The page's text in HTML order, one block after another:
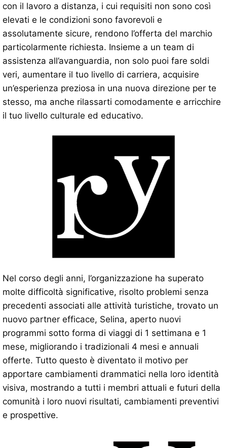
con il lavoro a distanza, i cui requisiti non sono così
elevati e le condizioni sono favorevoli e
assolutamente sicure, rendono l’offerta del marchio
particolarmente richiesta. Insieme a un team di
assistenza all’avanguardia, non solo puoi fare soldi
veri, aumentare il tuo livello di carriera, acquisire
un’esperienza preziosa in una nuova direzione per te
stesso, ma anche rilassarti comodamente e arricchire
il tuo livello culturale ed educativo.
Nel corso degli anni, l’organizzazione ha superato
molte difficoltà significative, risolto problemi senza
precedenti associati alle attività turistiche, trovato un
nuovo partner efficace, Selina, aperto nuovi
programmi sotto forma di viaggi di 1 settimana e 1
mese, migliorando i tradizionali 4 mesi e annuali
offerte. Tutto questo è diventato il motivo per
apportare cambiamenti drammatici nella loro identità
visiva, mostrando a tutti i membri attuali e futuri della
comunità i loro nuovi risultati, cambiamenti preventivi
e prospettive.